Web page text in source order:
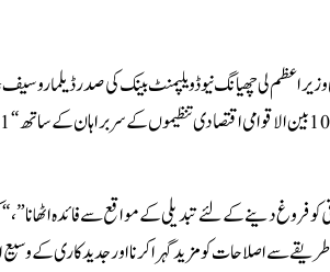
اعظم لی چھیانگ نیو ڈویلپمنٹ بینک کی صدر ڈیلما
دینے کے لئے تبدیلی کے مواقع سے فائدہ اٹھانا”، “کثیر
سے اصلاحات کو مزید گہرا کرنا اور جدیدکاری کے وسیع